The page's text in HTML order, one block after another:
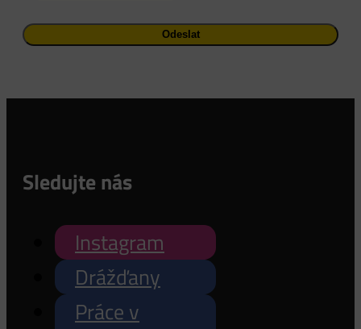
Odeslat
Sledujte nás
Instagram
Drážďany
Práce v